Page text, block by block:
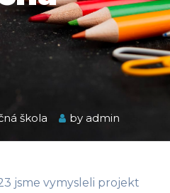
škola by admin
jsme vymysleli projekt